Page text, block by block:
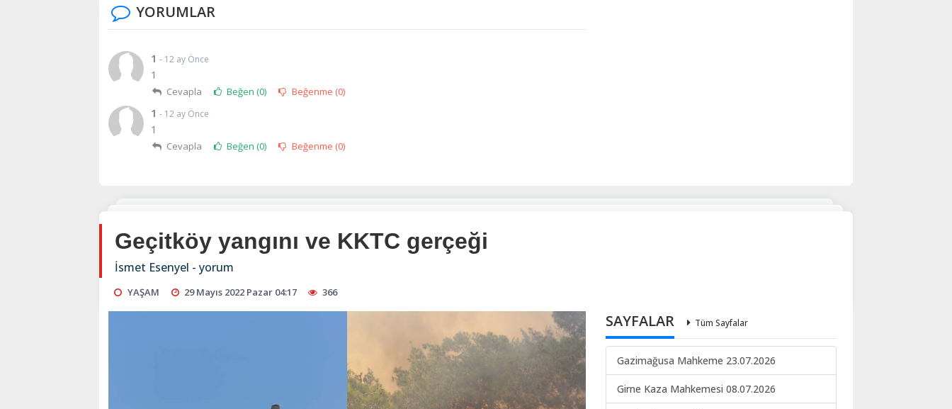
YORUMLAR
1 - 12 ay Önce
1
Cevapla Beğen (0) Beğenme (0)
1 - 12 ay Önce
1
Cevapla Beğen (0) Beğenme (0)
Geçitköy yangını ve KKTC gerçeği
İsmet Esenyel - yorum
YAŞAM 29 Mayıs 2022 Pazar 04:17 366
SAYFALAR Tüm Sayfalar
Gazimağusa Mahkeme 23.07.2026
Girne Kaza Mahkemesi 08.07.2026